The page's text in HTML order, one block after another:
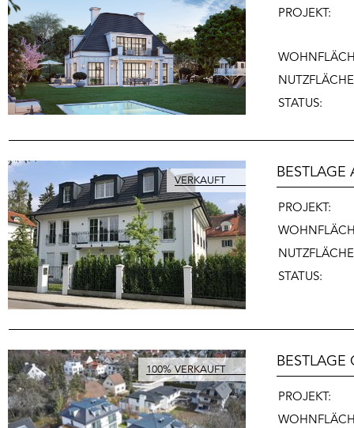
PROJEKT:
STATUS:
BESTLAGE
PROJEKT:
STATUS:
BESTLAGE
PROJEKT: